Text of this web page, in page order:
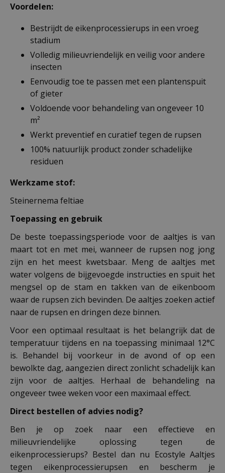
Voordelen:
Bestrijdt de eikenprocessierups in een vroeg
stadium
Volledig milieuvriendelijk en veilig voor andere
insecten
Eenvoudig toe te passen met een plantenspuit
of gieter
Voldoende voor behandeling van ongeveer 10
m²
Werkt preventief en curatief tegen de rupsen
100% natuurlijk product zonder schadelijke
residuen
Werkzame stof:
Steinernema feltiae
Toepassing en gebruik
De beste toepassingsperiode voor de aaltjes is van
maart tot en met mei, wanneer de rupsen nog jong
zijn en het meest kwetsbaar. Meng de aaltjes met
water volgens de bijgevoegde instructies en spuit het
mengsel op de stam en takken van de eikenboom
waar de rupsen zich bevinden. De aaltjes zoeken actief
naar de rupsen en dringen deze binnen.
Voor een optimaal resultaat is het belangrijk dat de
temperatuur tijdens en na toepassing minimaal 12°C
is. Behandel bij voorkeur in de avond of op een
bewolkte dag, aangezien direct zonlicht schadelijk kan
zijn voor de aaltjes. Herhaal de behandeling na
ongeveer twee weken voor een maximaal effect.
Direct bestellen of advies nodig?
Ben je op zoek naar een effectieve en
milieuvriendelijke oplossing tegen de
eikenprocessierups? Bestel dan nu Ecostyle Aaltjes
tegen eikenprocessierupsen en bescherm je